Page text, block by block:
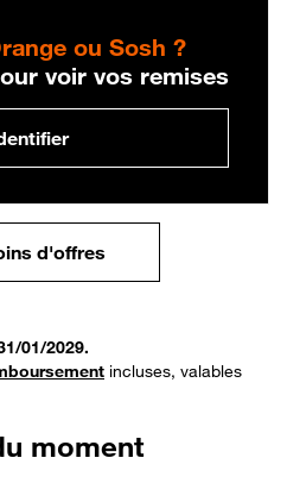
ou Sosh ?
voir vos remises
d'offres
01/2029.
incluses, valables
moment